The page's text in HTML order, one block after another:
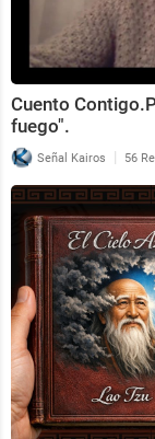
Cuento
fuego".
Señal Kairos | 56